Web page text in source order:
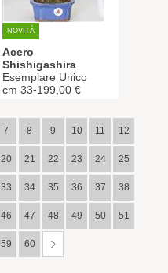
NOVITÀ
Acero
Shishigashira
Esemplare Unico
cm 33-199,00 €
7 8 9 10 11 12
20 21 22 23 24 25
33 34 35 36 37 38
46 47 48 49 50 51
59 60